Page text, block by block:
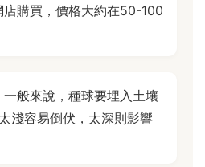
購買，價格大約在50-100
般來說，種球要埋入土壤
淺容易倒伏，太深則影響